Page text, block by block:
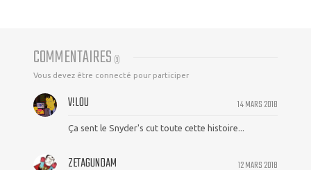
COMMENTAIRES (3)
Vous devez être connecté pour participer
14 MARS 2018
V!L0U
Ça sent le Snyder's cut toute cette histoire...
12 MARS 2018
ZETAGUNDAM